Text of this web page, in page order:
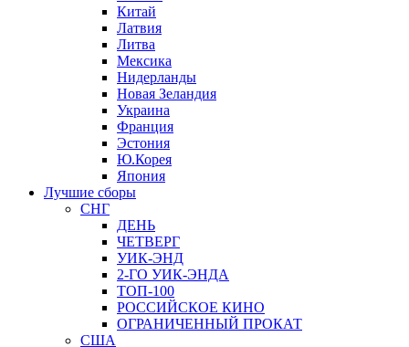
Китай
Латвия
Литва
Мексика
Нидерланды
Новая Зеландия
Украина
Франция
Эстония
Ю.Корея
Япония
Лучшие сборы
СНГ
ДЕНЬ
ЧЕТВЕРГ
УИК-ЭНД
2-ГО УИК-ЭНДА
ТОП-100
РОССИЙСКОЕ КИНО
ОГРАНИЧЕННЫЙ ПРОКАТ
США